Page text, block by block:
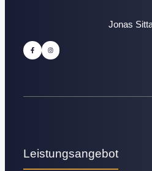
Jonas
Leistungsangebot